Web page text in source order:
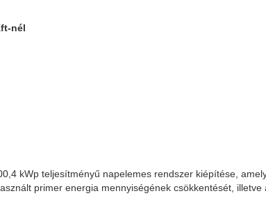
nél
kWp teljesítményű napelemes rendszer kiépítése,
primer energia mennyiségének csökkentését,